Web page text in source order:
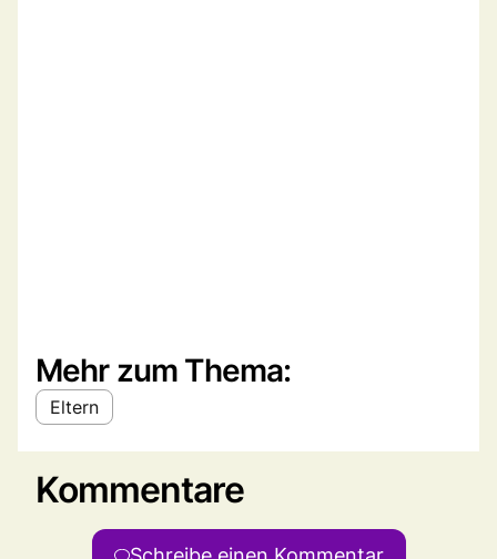
Mehr zum Thema:
Eltern
Kommentare